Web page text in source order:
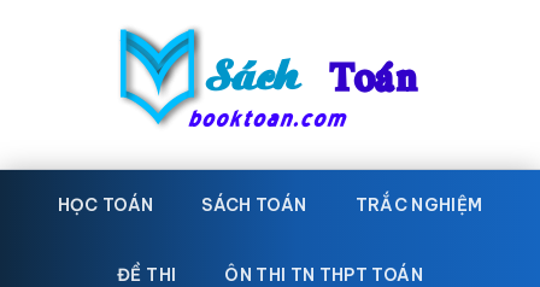
Sách
Toán
Học
toán,HỌC TOÁN SÁCH TOÁN TRẮC NGHIỆM
ĐỀ THI ÔN THI TN THPT TOÁN